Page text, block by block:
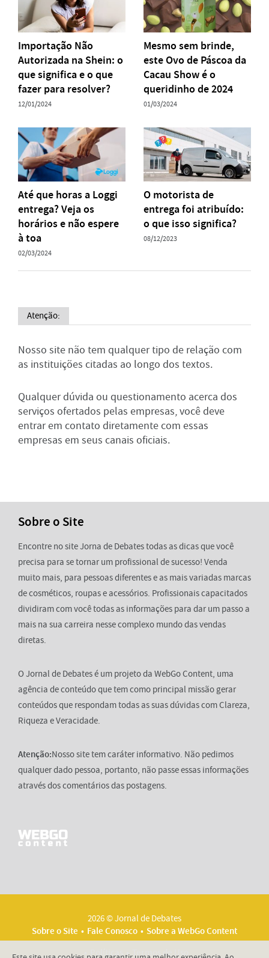
Importação Não
Autorizada na Shein: o
que significa e o que
fazer para resolver?
12/01/2024
Mesmo sem brinde,
este Ovo de Páscoa da
Cacau Show é o
queridinho de 2024
01/03/2024
Até que horas a Loggi
entrega? Veja os
horários e não espere
à toa
02/03/2024
O motorista de
entrega foi atribuído:
o que isso significa?
08/12/2023
Atenção:
Nosso site não tem qualquer tipo de relação com
as instituições citadas ao longo dos textos.
Qualquer dúvida ou questionamento acerca dos
serviços ofertados pelas empresas, você deve
entrar em contato diretamente com essas
empresas em seus canais oficiais.
Sobre o Site
Encontre no site Jorna de Debates todas as dicas que você
precisa para se tornar um profissional de sucesso! Venda
muito mais, para pessoas diferentes e as mais variadas marcas
de cosméticos, roupas e acessórios. Profissionais capacitados
dividiram com você todas as informações para dar um passo a
mais na sua carreira nesse complexo mundo das vendas
diretas.
O Jornal de Debates é um projeto da WebGo Content, uma
agência de conteúdo que tem como principal missão gerar
conteúdos que respondam todas as suas dúvidas com Clareza,
Riqueza e Veracidade.
Atenção:Nosso site tem caráter informativo. Não pedimos
qualquer dado pessoa, portanto, não passe essas informações
através dos comentários das postagens.
2026 © Jornal de Debates
Sobre o Site
Fale Conosco
Sobre a WebGo Content
Termos de Uso